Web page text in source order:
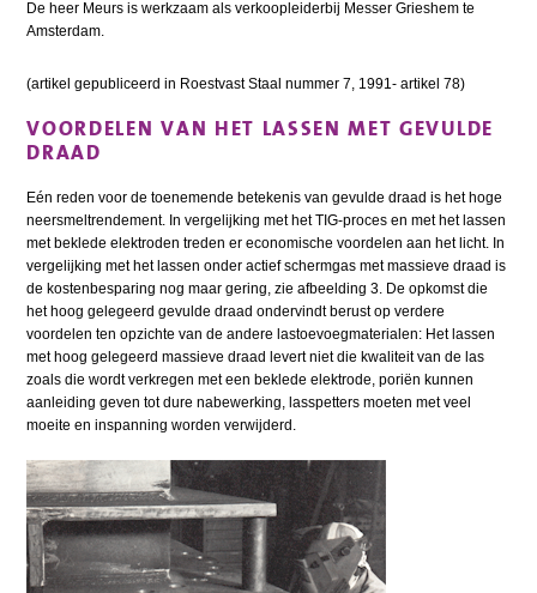
De heer Meurs is werkzaam als verkoopleiderbij Messer Grieshem te
Amsterdam.
(artikel gepubliceerd in Roestvast Staal nummer 7, 1991- artikel 78)
VOORDELEN VAN HET LASSEN MET GEVULDE
DRAAD
Eén reden voor de toenemende betekenis van gevulde draad is het hoge
neersmeltrendement. In vergelijking met het TIG-proces en met het lassen
met beklede elektroden treden er economische voordelen aan het licht. In
vergelijking met het lassen onder actief schermgas met massieve draad is
de kostenbesparing nog maar gering, zie afbeelding 3. De opkomst die
het hoog gelegeerd gevulde draad ondervindt berust op verdere
voordelen ten opzichte van de andere lastoevoegmaterialen: Het lassen
met hoog gelegeerd massieve draad levert niet die kwaliteit van de las
zoals die wordt verkregen met een beklede elektrode, poriën kunnen
aanleiding geven tot dure nabewerking, lasspetters moeten met veel
moeite en inspanning worden verwijderd.